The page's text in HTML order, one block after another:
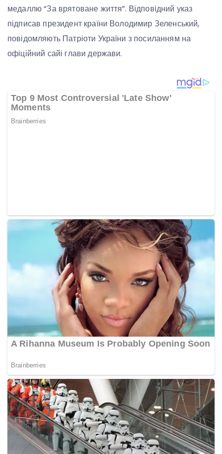
медаллю “За врятоване життя”. Відповідний указ
підписав президент країни Володимир Зеленський,
повідомляють Патріоти України з посиланням на
офіційний сайі глави держави.